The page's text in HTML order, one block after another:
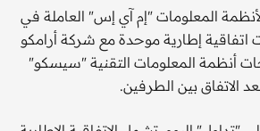
المعلومات "إم آي إس" العاملة في
اتفاقية إطارية موحدة مع شركة أرامكو
أنظمة المعلومات التقنية "سيسكو"
الاتفاق بين الطرفين.